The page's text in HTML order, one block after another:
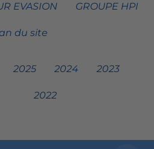
EVASION GROUPE HPI
du site
2025 2024 2023
2022